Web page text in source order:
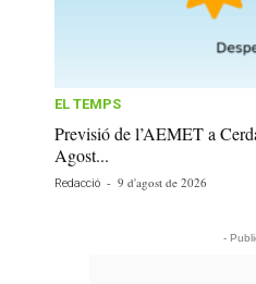
EL TEMPS
Previsió de l’AEMET a
Agost...
Redacció - 9 d'agost de 2026
-